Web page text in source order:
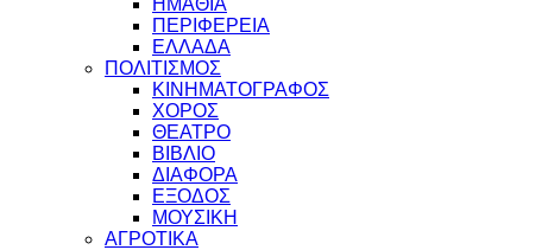
ΗΜΑΘΙΑ
ΠΕΡΙΦΕΡΕΙΑ
ΕΛΛΑΔΑ
ΠΟΛΙΤΙΣΜΟΣ
ΚΙΝΗΜΑΤΟΓΡΑΦΟΣ
ΧΟΡΟΣ
ΘΕΑΤΡΟ
ΒΙΒΛΙΟ
ΔΙΑΦΟΡΑ
ΕΞΟΔΟΣ
ΜΟΥΣΙΚΗ
ΑΓΡΟΤΙΚΑ